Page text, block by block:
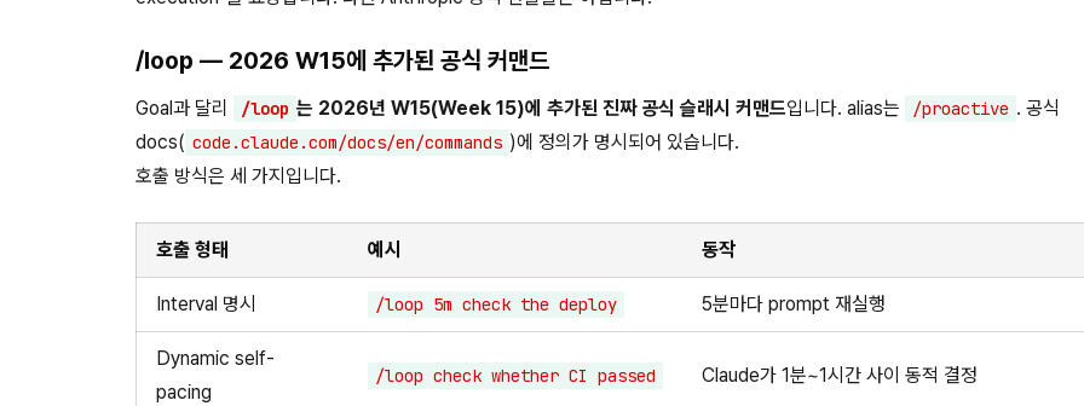
/loop — 2026 W15에 추가된 공식 커맨드
Goal과 달리 /loop 는 2026년 W15(Week 15)에 추가된 진짜 공식 슬래시 커맨드입니다. alias는 /proactive . 공식
docs( code.claude.com/docs/en/commands )에 정의가 명시되어 있습니다.
호출 방식은 세 가지입니다.
호출 형태 예시 동작
Interval 명시 /loop 5m check the deploy 5분마다 prompt 재실행
Dynamic self-
pacing
/loop check whether CI passed Claude가 1분~1시간 사이 동적 결정